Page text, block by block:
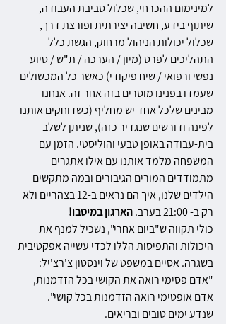
למינימום ההכרחי, שכלול סביבת העבודה,
שיתוף בידע, חשיבה יצירתית ופורצת דרך,
שכלול יכולות הניהול מרחוק, הגשת כלל
התהליכים לפרט (מיון / הערכה / ת"ש / סיוע
נפשי ורפואי / שיח פיקודי) כאשר כל המכשולים
שעמדו בפנינו מוסרים בזה אחר זה. אנחנו
מבינים שלכל אחד יש מחליף (כשדוחקים אותנו
לפינה ודורשים שנגדיר כזה), שניתן לשלב
בית-עבודה באופן טבעי והוליסטי. הזמן עם
המשפחה מלמד אותנו עם אילו אתגרים
מתמודדים המורים הגיבורים ובמה מתקשים
הילדים שלנו, איך הם נראים ב-12 בצהריים ולא
רק ב- 21:00 בערב.
הארגון במיטבו!
כולי תקווה ש"ביום אחרי", נשכיל למנף את
היכולות והתפיסות הללו לכדי עשייה אפקטיבית
בשגרה. אסיים במשפט של וינסטון צ'רצ'יל:
"אדם פסימי רואה את הקושי בכל הזדמנות,
אדם אופטימי רואה הזדמנות בכל קושי".
שנדע ימים טובים ובריאים.